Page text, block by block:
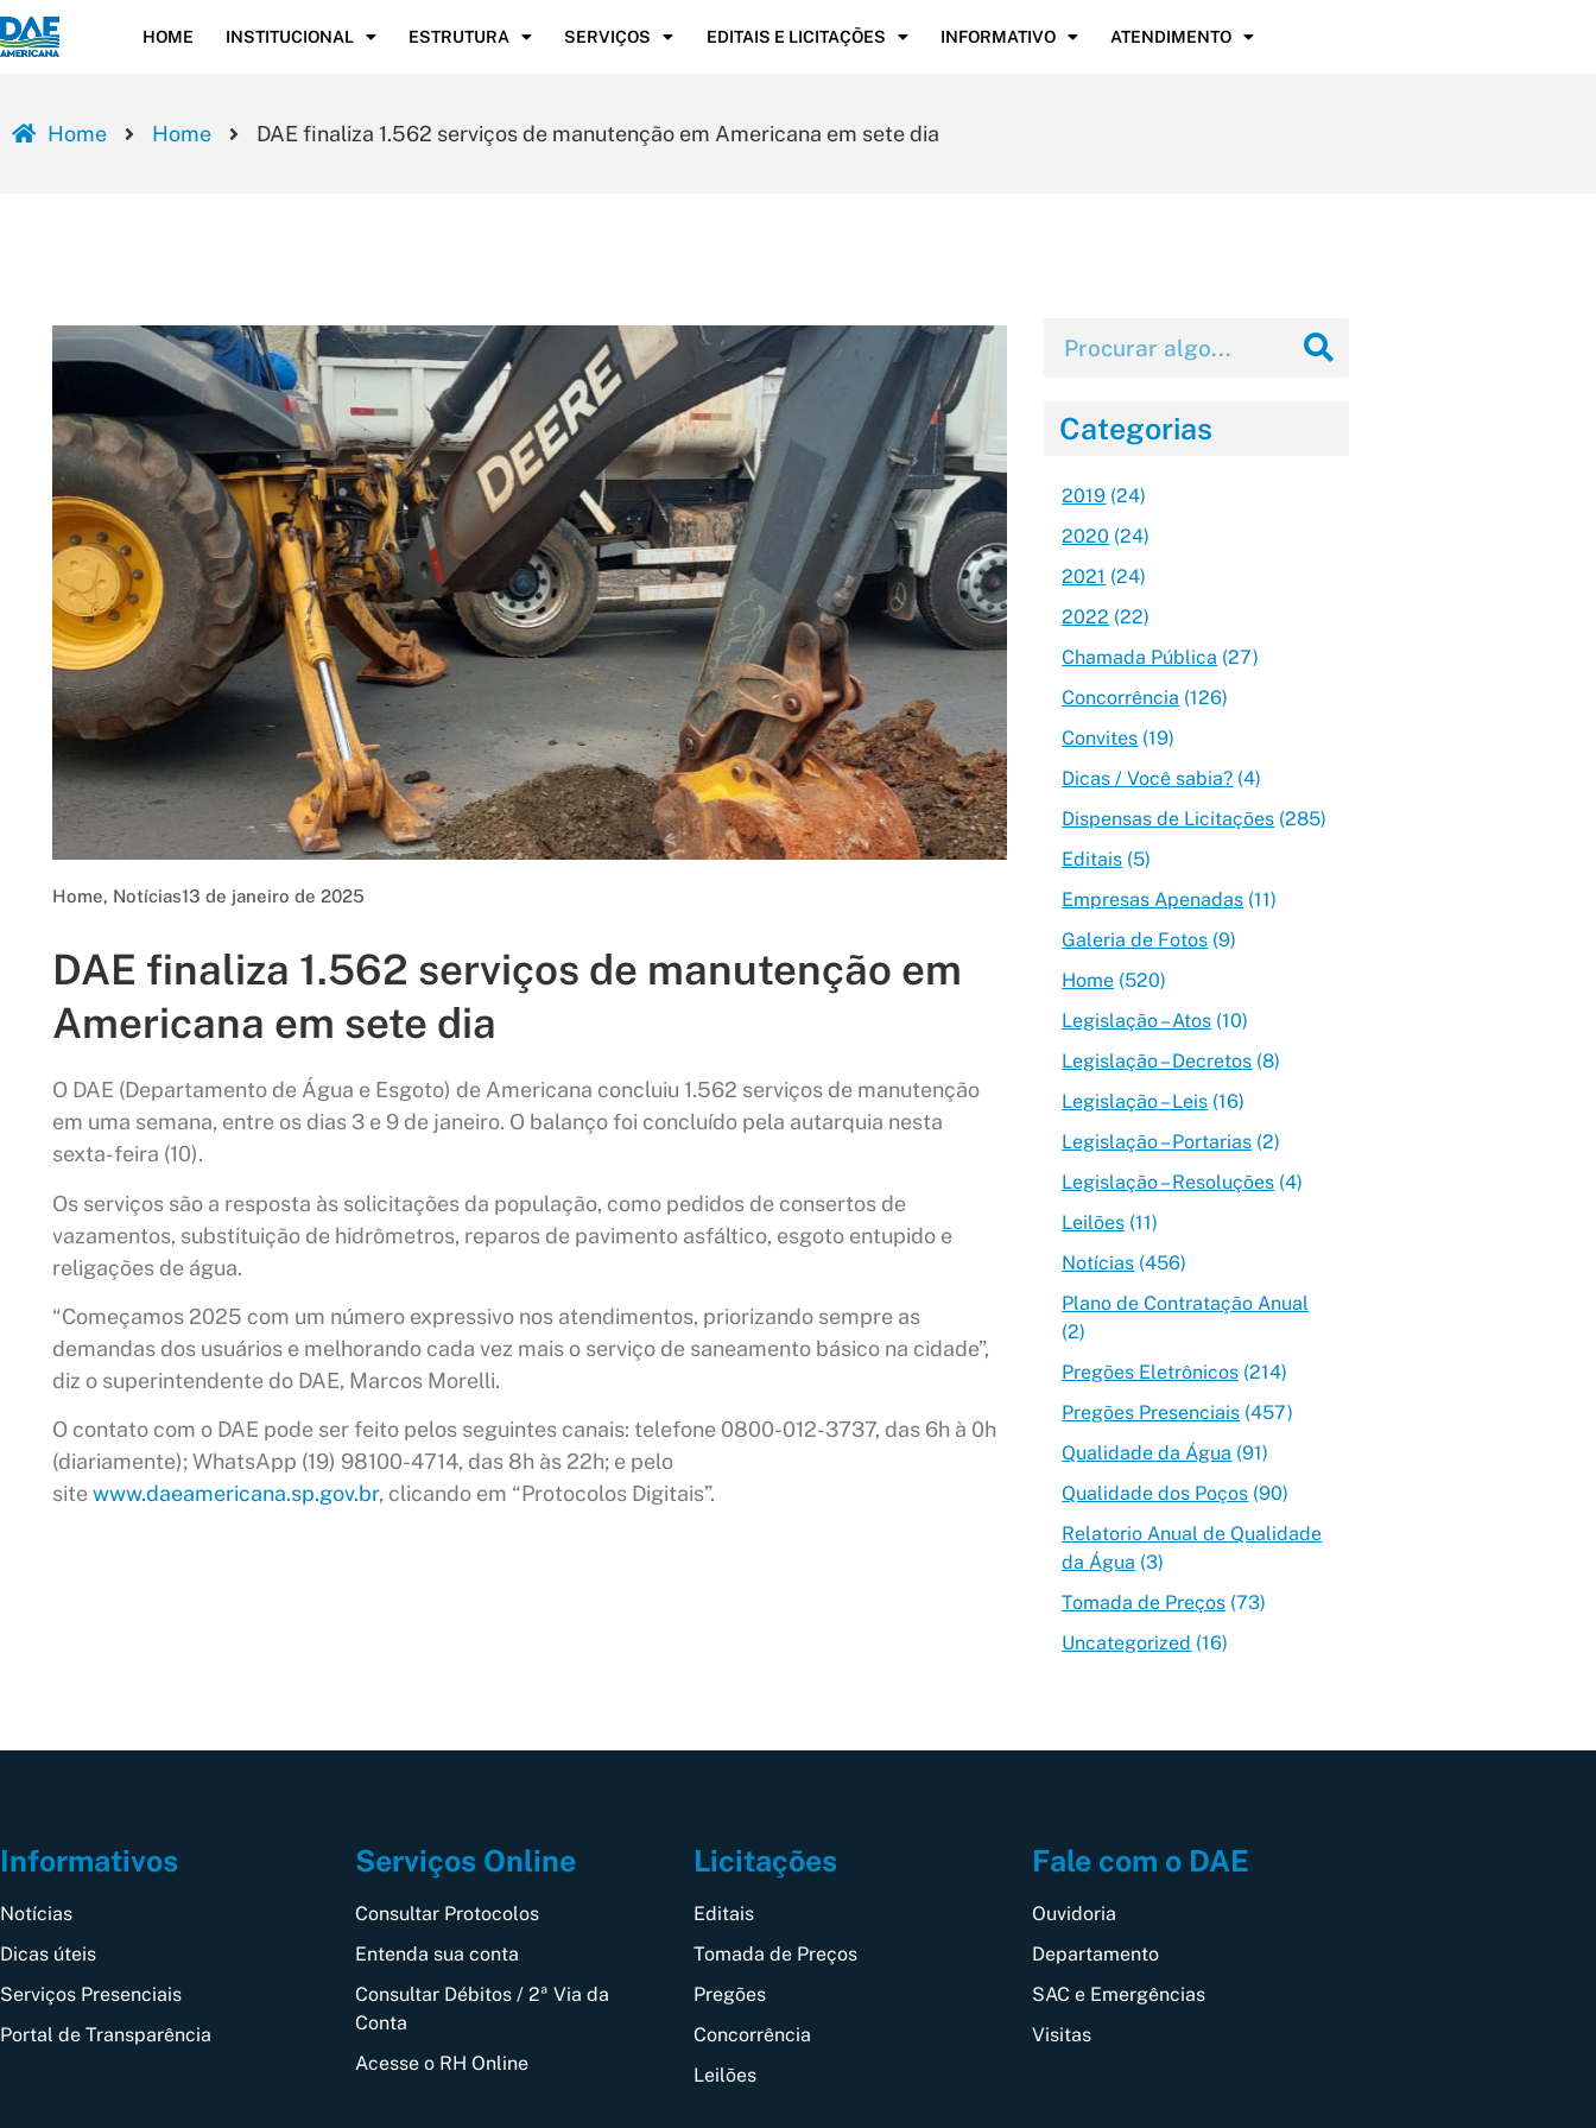
HOME INSTITUCIONAL ESTRUTURA SERVIÇOS EDITAIS E LICITAÇÕES INFORMATIVO ATENDIMENTO
Home Home DAE finaliza 1.562 serviços de manutenção em Americana em sete dia
Home, Notícias13 de janeiro de 2025
DAE finaliza 1.562 serviços de manutenção em
Americana em sete dia
O DAE (Departamento de Água e Esgoto) de Americana concluiu 1.562 serviços de manutenção
em uma semana, entre os dias 3 e 9 de janeiro. O balanço foi concluído pela autarquia nesta
sexta-feira (10).
Os serviços são a resposta às solicitações da população, como pedidos de consertos de
vazamentos, substituição de hidrômetros, reparos de pavimento asfáltico, esgoto entupido e
religações de água.
“Começamos 2025 com um número expressivo nos atendimentos, priorizando sempre as
demandas dos usuários e melhorando cada vez mais o serviço de saneamento básico na cidade”,
diz o superintendente do DAE, Marcos Morelli.
O contato com o DAE pode ser feito pelos seguintes canais: telefone 0800-012-3737, das 6h à 0h
(diariamente); WhatsApp (19) 98100-4714, das 8h às 22h; e pelo
sitewww.daeamericana.sp.gov.br, clicando em “Protocolos Digitais”.
Categorias
2019 (24)
2020 (24)
2021 (24)
2022 (22)
Chamada Pública (27)
Concorrência (126)
Convites (19)
Dicas / Você sabia? (4)
Dispensas de Licitações (285)
Editais (5)
Empresas Apenadas (11)
Galeria de Fotos (9)
Home (520)
Legislação – Atos (10)
Legislação – Decretos (8)
Legislação – Leis (16)
Legislação – Portarias (2)
Legislação – Resoluções (4)
Leilões (11)
Notícias (456)
Plano de Contratação Anual
(2)
Pregões Eletrônicos (214)
Pregões Presenciais (457)
Qualidade da Água (91)
Qualidade dos Poços (90)
Relatorio Anual de Qualidade
da Água (3)
Tomada de Preços (73)
Uncategorized (16)
Informativos
Notícias
Dicas úteis
Serviços Presenciais
Portal de Transparência
Serviços Online
Consultar Protocolos
Entenda sua conta
Consultar Débitos / 2ª Via da
Conta
Acesse o RH Online
Licitações
Editais
Tomada de Preços
Pregões
Concorrência
Leilões
Fale com o DAE
Ouvidoria
Departamento
SAC e Emergências
Visitas